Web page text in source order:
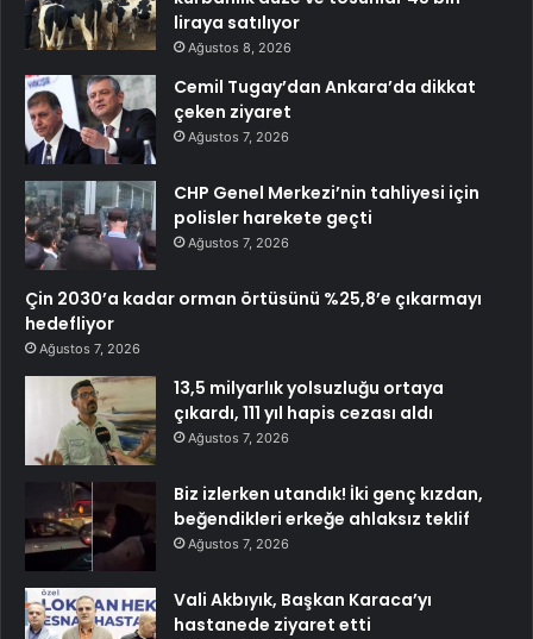
liraya satılıyor
Ağustos 8, 2026
Cemil Tugay’dan Ankara’da dikkat
çeken ziyaret
Ağustos 7, 2026
CHP Genel Merkezi’nin tahliyesi için
polisler harekete geçti
Ağustos 7, 2026
Çin 2030’a kadar orman örtüsünü %25,8’e çıkarmayı
hedefliyor
Ağustos 7, 2026
13,5 milyarlık yolsuzluğu ortaya
çıkardı, 111 yıl hapis cezası aldı
Ağustos 7, 2026
Biz izlerken utandık! İki genç kızdan,
beğendikleri erkeğe ahlaksız teklif
Ağustos 7, 2026
Vali Akbıyık, Başkan Karaca’yı
hastanede ziyaret etti